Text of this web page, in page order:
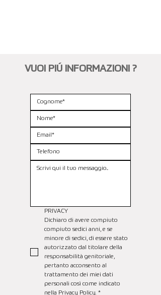
VUOI PIÚ INFORMAZIONI ?
PRIVACY
Dichiaro di avere compiuto
compiuto sedici anni, e se
minore di sedici, di essere stato
autorizzato dal titolare della
responsabilità genitoriale,
pertanto acconsento al
trattamento dei miei dati
personali così come indicato
nella Privacy Policy. *